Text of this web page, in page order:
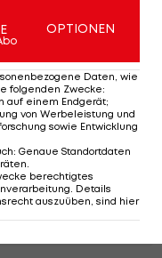
GAK-
geklärt
Deine
als
OPTIONEN
Daten, wie
folgenden Zwecke:
auf einem Endgerät;
von Werbeleistung und
sowie Entwicklung
: Genaue Standortdaten
berechtigtes
Details
auszuüben, sind hier